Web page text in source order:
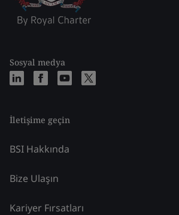
Sosyal medya
İletişime geçin
BSI Hakkında
Bize Ulaşın
Kariyer Fırsatları